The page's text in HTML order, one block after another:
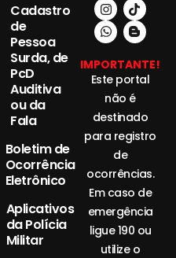
Cadastro
de
Pessoa
Surda, de
PcD
Auditiva
ou da
Fala
Boletim de
Ocorrência
Eletrônico
Aplicativos
da Polícia
Militar
IMPORTANTE!
Este portal
não é
destinado
para registro
de
ocorrências.
Em caso de
emergência
ligue 190 ou
utilize o